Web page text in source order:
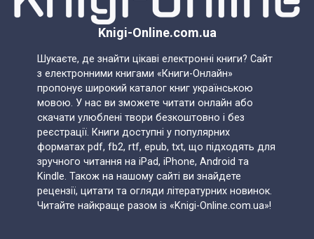
Knigi-Online.com.ua
Шукаєте, де знайти цікаві електронні книги? Сайт
з електронними книгами «Книги-Онлайн»
пропонує широкий каталог книг українською
мовою. У нас ви зможете читати онлайн або
скачати улюблені твори безкоштовно і без
реєстрації. Книги доступні у популярних
форматах pdf, fb2, rtf, epub, txt, що підходять для
зручного читання на iPad, iPhone, Android та
Kindle. Також на нашому сайті ви знайдете
рецензії, цитати та огляди літературних новинок.
Читайте найкраще разом із «Knigi-Online.com.ua»!